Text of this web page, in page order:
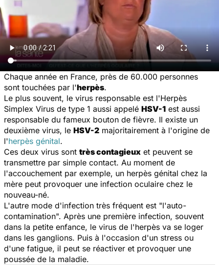
Chaque année en France, près de 60.000 personnes
sont touchées par l'herpès.
Le plus souvent, le virus responsable est l'Herpès
Simplex Virus de type 1 aussi appelé HSV-1 est aussi
responsable du fameux bouton de fièvre. Il existe un
deuxième virus, le HSV-2 majoritairement à l'origine de
l'herpès génital.
Ces deux virus sont très contagieux et peuvent se
transmettre par simple contact. Au moment de
l'accouchement par exemple, un herpès génital chez la
mère peut provoquer une infection oculaire chez le
nouveau-né.
L'autre mode d'infection très fréquent est "l'auto-
contamination". Après une première infection, souvent
dans la petite enfance, le virus de l'herpès va se loger
dans les ganglions. Puis à l'occasion d'un stress ou
d'une fatigue, il peut se réactiver et provoquer une
poussée de la maladie.